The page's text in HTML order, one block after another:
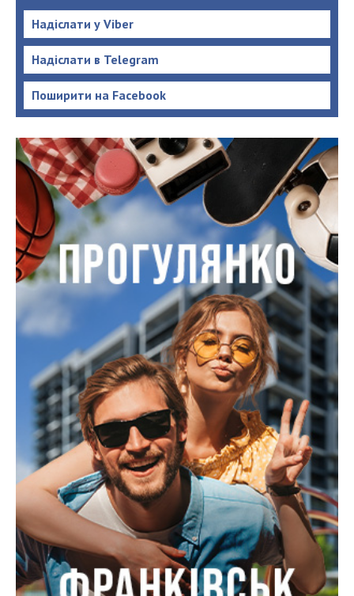
Надіслати у Viber
Надіслати в Telegram
Поширити на Facebook